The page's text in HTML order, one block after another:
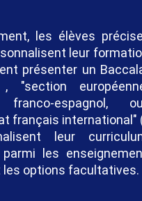
les élèves
leur
présenter un
, "section
franco-espagnol,
français international"
leur
les
les options facultatives.